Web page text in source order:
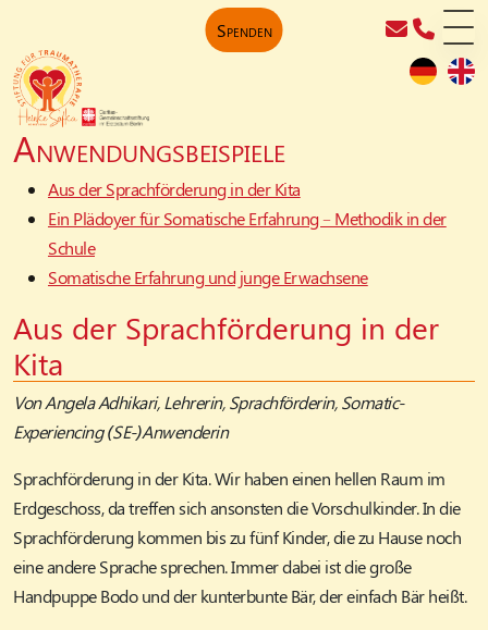
Spenden
Anwendungsbeispiele
Aus der Sprachförderung in der Kita
Ein Plädoyer für Somatische Erfahrung – Methodik in der
Schule
Somatische Erfahrung und junge Erwachsene
Aus der Sprachförderung in der
Kita
Von Angela Adhikari, Lehrerin, Sprachförderin, Somatic-
Experiencing (SE-)Anwenderin
Sprachförderung in der Kita. Wir haben einen hellen Raum im
Erdgeschoss, da treffen sich ansonsten die Vorschulkinder. In die
Sprachförderung kommen bis zu fünf Kinder, die zu Hause noch
eine andere Sprache sprechen. Immer dabei ist die große
Handpuppe Bodo und der kunterbunte Bär, der einfach Bär heißt.